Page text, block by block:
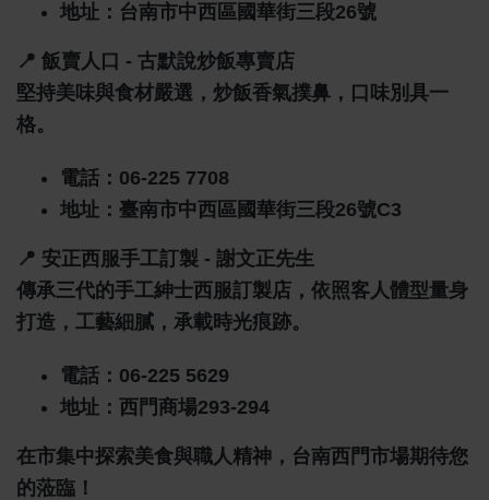
地址：台南市中西區國華街三段26號
📍 飯賣人口 - 古默說炒飯專賣店
堅持美味與食材嚴選，炒飯香氣撲鼻，口味別具一
格。
電話：06-225 7708
地址：臺南市中西區國華街三段26號C3
📍 安正西服手工訂製 - 謝文正先生
傳承三代的手工紳士西服訂製店，依照客人體型量身
打造，工藝細膩，承載時光痕跡。
電話：06-225 5629
地址：西門商場293-294
在市集中探索美食與職人精神，台南西門市場期待您
的蒞臨！